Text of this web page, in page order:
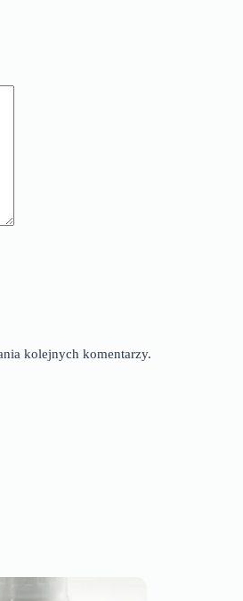
kolejnych komentarzy.